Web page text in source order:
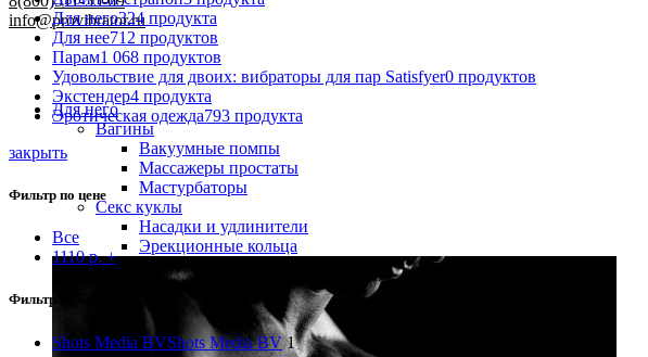
info@provibrator.ru
Для него
Вагины
Вакуумные помпы
Массажеры простаты
Мастурбаторы
Секс куклы
Насадки и удлинители
Эрекционные кольца
Для него324 продукта
Для нее712 продуктов
Парам1 068 продуктов
Удовольствие для двоих: вибраторы для пар Satisfyer0 продуктов
Экстендер4 продукта
Эротическая одежда793 продукта
закрыть
Фильтр по цене
Все
1110р.+
Фильтр по бренду
Shots Media BVShots Media BV 1